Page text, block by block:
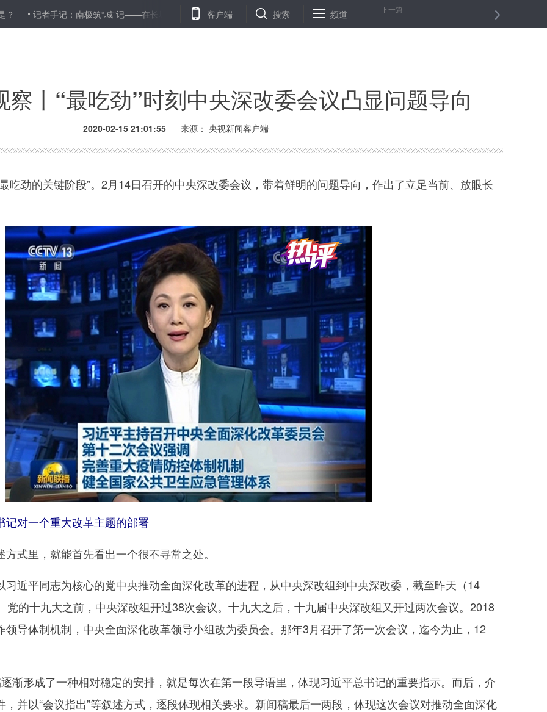
手记：南极筑“城”记——在长城站读《中国南极长城站》 大家一起努力！好消息会越来越多！加油！ 新华社评论员：着力健全国家公
客户端 搜索 频道 下一篇
察丨“最吃劲”时刻中央深改委会议凸显问题导向
2020-02-15 21:01:55 来源： 央视新闻客户端
的关键阶段”。2月14日召开的中央深改委会议，带着鲜明的问题导向，作出了立足当前、放眼长
记对一个重大改革主题的部署
里，就能首先看出一个很不寻常之处。
平同志为核心的党中央推动全面深化改革的进程，从中央深改组到中央深改委，截至昨天（14
党的十九大之前，中央深改组开过38次会议。十九大之后，十九届中央深改组又开过两次会议。2018
领导体制机制，中央全面深化改革领导小组改为委员会。那年3月召开了第一次会议，迄今为止，12
成了一种相对稳定的安排，就是每次在第一段导语里，体现习近平总书记的重要指示。而后，介
并以“会议指出”等叙述方式，逐段体现相关要求。新闻稿最后一两段，体现这次会议对推动全面深化